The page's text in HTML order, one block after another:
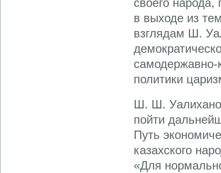
своего народа,
в выходе из
взглядам Ш.
самодержавно-
политики
Ш. Ш.
пойти
Путь
казахского
«Для